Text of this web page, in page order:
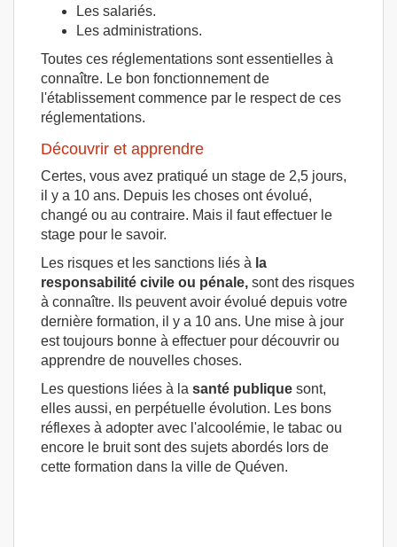
Les salariés.
Les administrations.
Toutes ces réglementations sont essentielles à
connaître. Le bon fonctionnement de
l'établissement commence par le respect de ces
réglementations.
Découvrir et apprendre
Certes, vous avez pratiqué un stage de 2,5 jours,
il y a 10 ans. Depuis les choses ont évolué,
changé ou au contraire. Mais il faut effectuer le
stage pour le savoir.
Les risques et les sanctions liés à la
responsabilité civile ou pénale, sont des risques
à connaître. Ils peuvent avoir évolué depuis votre
dernière formation, il y a 10 ans. Une mise à jour
est toujours bonne à effectuer pour découvrir ou
apprendre de nouvelles choses.
Les questions liées à la santé publique sont,
elles aussi, en perpétuelle évolution. Les bons
réflexes à adopter avec l'alcoolémie, le tabac ou
encore le bruit sont des sujets abordés lors de
cette formation dans la ville de Quéven.